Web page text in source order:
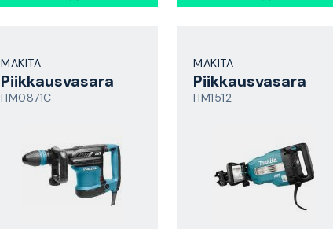
MAKITA
Piikkausvasara
HM0871C
MAKITA
Piikkausvasara
HM1512